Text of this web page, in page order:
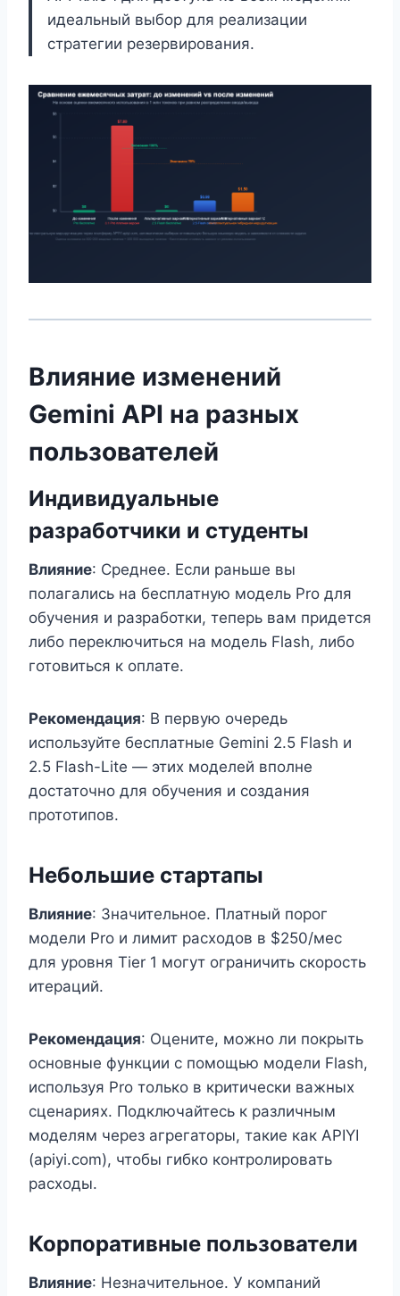
идеальный выбор для реализации
стратегии резервирования.
Влияние изменений
Gemini API на разных
пользователей
Индивидуальные
разработчики и студенты
Влияние: Среднее. Если раньше вы
полагались на бесплатную модель Pro для
обучения и разработки, теперь вам придется
либо переключиться на модель Flash, либо
готовиться к оплате.
Рекомендация: В первую очередь
используйте бесплатные Gemini 2.5 Flash и
2.5 Flash-Lite — этих моделей вполне
достаточно для обучения и создания
прототипов.
Небольшие стартапы
Влияние: Значительное. Платный порог
модели Pro и лимит расходов в $250/мес
для уровня Tier 1 могут ограничить скорость
итераций.
Рекомендация: Оцените, можно ли покрыть
основные функции с помощью модели Flash,
используя Pro только в критически важных
сценариях. Подключайтесь к различным
моделям через агрегаторы, такие как APIYI
(apiyi.com), чтобы гибко контролировать
расходы.
Корпоративные пользователи
Влияние: Незначительное. У компаний